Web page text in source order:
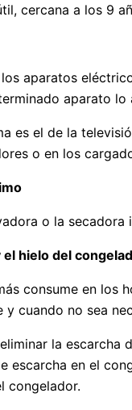
cercana a los 9
aparatos
aparato lo
es el de la
o en los
o la
hielo del
consume en los
cuando no sea
la
escarcha en el
congelador.